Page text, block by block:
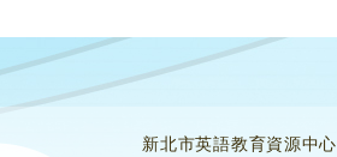
新北市英語教育資源中心